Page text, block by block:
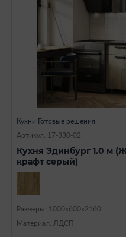
Кухни Готовые решения
Артикул: 17-330-02
Кухня Эдинбург 1.0 м
крафт серый)
Размеры: 1000х600х2160
Материал: ЛДСП